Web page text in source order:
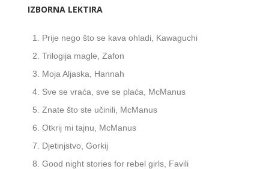
IZBORNA LEKTIRA
Prije nego što se kava ohladi, Kawaguchi
Trilogija magle, Zafon
Moja Aljaska, Hannah
Sve se vraća, sve se plaća, McManus
Znate što ste učinili, McManus
Otkrij mi tajnu, McManus
Djetinjstvo, Gorkij
Good night stories for rebel girls, Favili